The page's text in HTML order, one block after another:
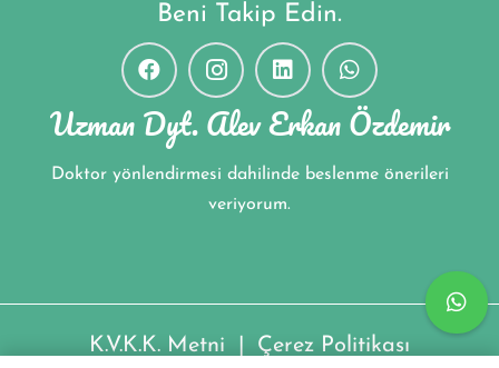
Beni Takip Edin.
Uzman Dyt. Alev Erkan Özdemir
Doktor yönlendirmesi dahilinde beslenme önerileri
veriyorum.
K.V.K.K. Metni Çerez Politikası